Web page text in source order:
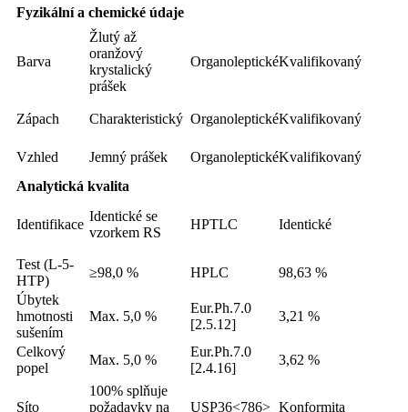
Fyzikální a chemické údaje
Barva
Žlutý až
oranžový
krystalický
prášek
OrganoleptickéKvalifikovaný
Zápach Charakteristický OrganoleptickéKvalifikovaný
Vzhled Jemný prášek OrganoleptickéKvalifikovaný
Analytická kvalita
Identifikace
Identické se
vzorkem RS
HPTLC Identické
Test (L-5-
HTP)
≥98,0 % HPLC
98,63 %
Úbytek
hmotnosti
sušením
Max. 5,0 %
Eur.Ph.7.0
[2.5.12]
3,21 %
Celkový
popel
Max. 5,0 %
Eur.Ph.7.0
[2.4.16]
3,62 %
Síto
100% splňuje
požadavky na
USP36<786> Konformita